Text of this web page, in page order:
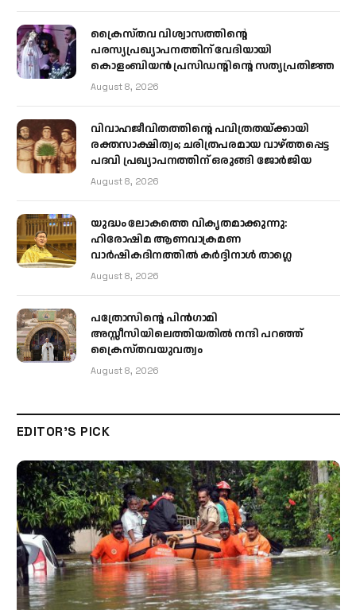
ക്രൈസ്തവ വിശ്വാസത്തിന്റെ
പരസ്യപ്രഖ്യാപനത്തിന് വേദിയായി
കൊളംബിയൻ പ്രസിഡന്റിന്റെ സത്യപ്രതിജ്ഞ
August 8, 2026
വിവാഹജീവിതത്തിന്റെ പവിത്രതയ്ക്കായി
രക്തസാക്ഷിത്വം; ചരിത്രപരമായ വാഴ്ത്തപ്പെട്ട
പദവി പ്രഖ്യാപനത്തിന് ഒരുങ്ങി ജോര്‍ജിയ
August 8, 2026
യുദ്ധം ലോകത്തെ വികൃതമാക്കുന്നു:
ഹിരോഷിമ ആണവാക്രമണ
വാർഷികദിനത്തിൽ കർദ്ദിനാൾ താഗ്ലെ
August 8, 2026
പത്രോസിന്റെ പിൻഗാമി
അസ്സീസിയിലെത്തിയതിൽ നന്ദി പറഞ്ഞ്
ക്രൈസ്തവയുവത്വം
August 8, 2026
EDITOR'S PICK